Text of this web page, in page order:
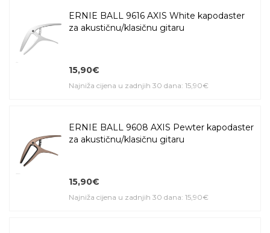
ERNIE BALL 9616 AXIS White kapodaster
za akustičnu/klasičnu gitaru
15,90€
Najniža cijena u zadnjih 30 dana: 15,90€
ERNIE BALL 9608 AXIS Pewter kapodaster
za akustičnu/klasičnu gitaru
15,90€
Najniža cijena u zadnjih 30 dana: 15,90€